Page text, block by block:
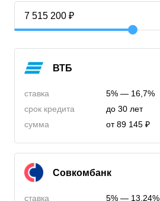
ВТБ
ставка
срок кредита
сумма
5% — 16,7%
до 30 лет
от 89 145 ₽
Совкомбанк
ставка 5% — 13,24%